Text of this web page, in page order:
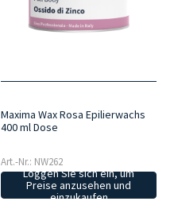
Maxima Wax Rosa Epilierwachs
400 ml Dose
Art.-Nr.: NW262
Loggen Sie sich ein, um
Preise anzusehen und
einzukaufen